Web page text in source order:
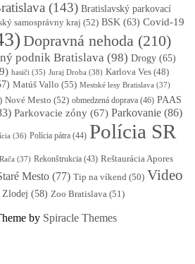
(143) Bratislavský parkovací
samosprávny kraj (52) BSK (63) Covid-19
Dopravná nehoda (210)
podnik Bratislava (98) Drogy (65)
hasiči (35) Juraj Droba (38) Karlova Ves (48)
Matúš Vallo (55) Mestské lesy Bratislava (37)
Nové Mesto (52) obmedzená doprava (46) PAAS
Parkovacie zóny (67) Parkovanie (86)
(36) Polícia pátra (44) Polícia SR
Rača (37) Rekonštrukcia (43) Reštaurácia Apores
Mesto (77) Tip na víkend (50) Video
Zlodej (58) Zoo Bratislava (51)
by Spiracle Themes